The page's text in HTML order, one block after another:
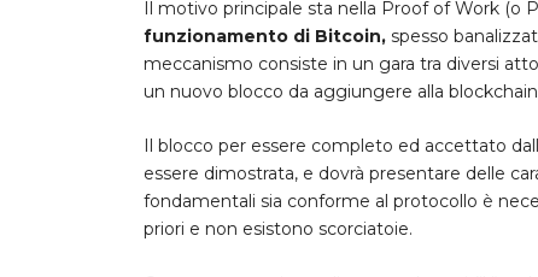
Il motivo principale sta nella Proof of Work (o
funzionamento di Bitcoin, spesso
meccanismo consiste in un gara tra diversi
un nuovo blocco da aggiungere alla
Il blocco per essere completo ed accettato
essere dimostrata, e dovrà presentare delle
fondamentali sia conforme al protocollo è
priori e non esistono scorciatoie.